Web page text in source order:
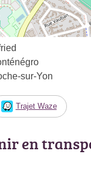
sur-Yon
Trajet Waze
en